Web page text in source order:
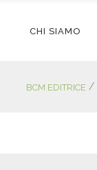
CHI SIAMO
BCM EDITRICE /